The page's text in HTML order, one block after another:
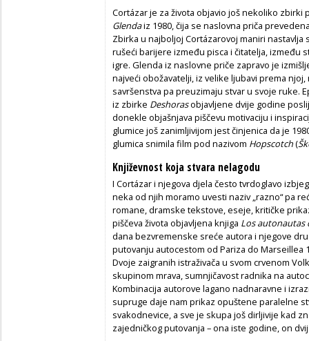
Cortázar je za života objavio još nekoliko zbirki
Glendaiz 1980, čija se naslovna priča
Zbirka u najboljoj Cortázarovoj maniri
rušeći barijere između pisca i čitatelja, između
igre. Glenda iz naslovne priče zapravo je
najveći obožavatelji, iz velike ljubavi prema
savršenstva pa preuzimaju stvar u svoje ruke.
iz zbirke Deshorasobjavljene dvije godine
donekle objašnjava piščevu motivaciju i
glumice još zanimljivijom jest činjenica da je
glumica snimila film pod nazivom Hopscotch(
Književnost koja stvara nelagodu
I Cortázar i njegova djela često tvrdoglavo
neka od njih moramo uvesti naziv „razno“ pa
romane, dramske tekstove, eseje, kritičke
piščeva života objavljena knjiga Los autonautas
dana bezvremenske sreće autora i njegove
putovanju autocestom od Pariza do Marseillea
Dvoje zaigranih istraživača u svom crvenom
skupinom mrava, sumnjičavost radnika na
Kombinacija autorove lagano nadnaravne i
supruge daje nam prikaz opuštene paralelne
svakodnevice, a sve je skupa još dirljivije kad
zajedničkog putovanja – ona iste godine, on